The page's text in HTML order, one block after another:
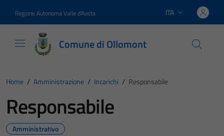
Regione Autonoma Valle d'Aosta Lingua attiva:
ITA
Comune di Ollomont
Home / Amministrazione / Incarichi / Responsabile
Responsabile
Amministrativo